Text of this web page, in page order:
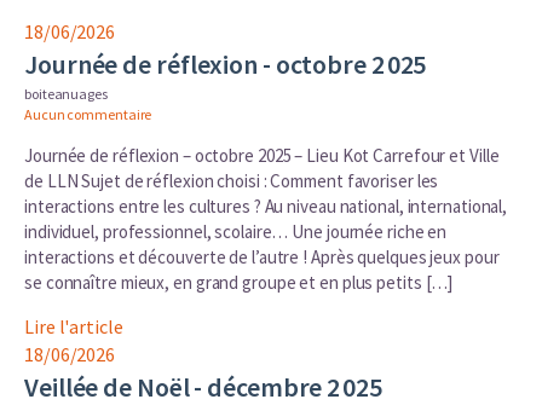
18/06/2026
Journée de réflexion - octobre 2 025
boiteanuages
Aucun commentaire
Journée de réflexion – octobre 2025 – Lieu Kot Carrefour et Ville
de LLN Sujet de réflexion choisi : Comment favoriser les
interactions entre les cultures ? Au niveau national, international,
individuel, professionnel, scolaire… Une journée riche en
interactions et découverte de l’autre ! Après quelques jeux pour
se connaître mieux, en grand groupe et en plus petits […]
Lire l'article
18/06/2026
Veillée de Noël - décembre 2 025